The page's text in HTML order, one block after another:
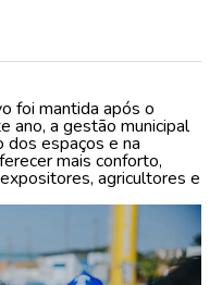
foi mantida após o
ano, a gestão municipal
dos espaços e na
mais conforto,
agricultores e